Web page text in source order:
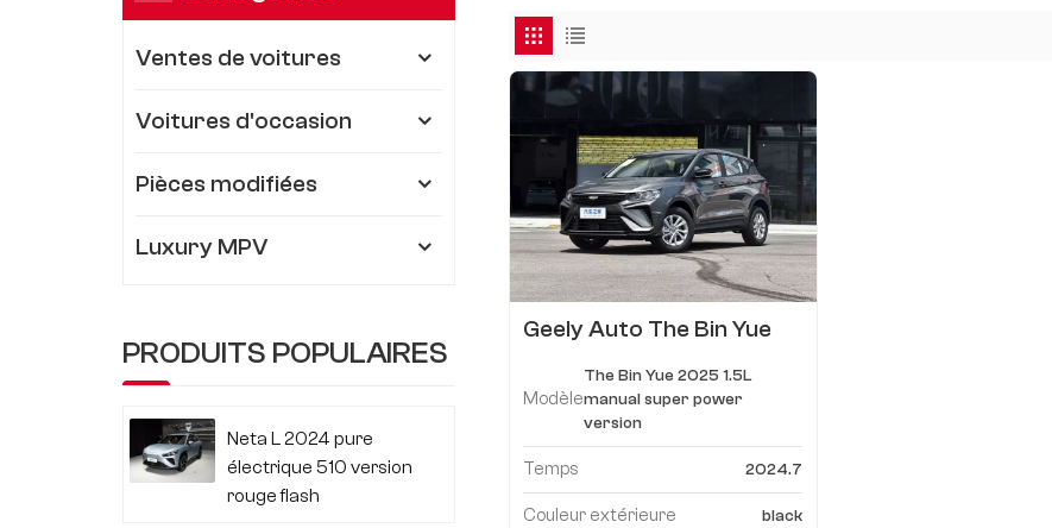
Geely Auto The Bin Yue
manuelle super puissante
Modèle
The Bin Yue 2025 1.5L
manual super power
version
Temps 2024.7
Couleur extérieure black
Ventes de voitures
Voitures d'occasion
Pièces modifiées
Luxury MPV
PRODUITS POPULAIRES
Neta L 2024 pure
électrique 510 version
rouge flash